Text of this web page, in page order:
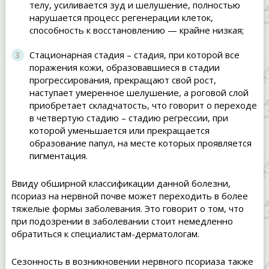
телу, усиливается зуд и шелушение, полностью
нарушается процесс регенерации клеток,
способность к восстановлению — крайне низкая;
Стационарная стадия – стадия, при которой все
поражения кожи, образовавшиеся в стадии
прогрессирования, прекращают свой рост,
наступает умеренное шелушение, а роговой слой
приобретает складчатость, что говорит о переходе
в четвертую стадию – стадию регрессии, при
которой уменьшается или прекращается
образование папул, на месте которых проявляется
пигментация.
Ввиду обширной классификации данной болезни,
псориаз на нервной почве может переходить в более
тяжелые формы заболевания. Это говорит о том, что
при подозрении в заболевании стоит немедленно
обратиться к специалистам-дерматологам.
Сезонность в возникновении нервного псориаза также